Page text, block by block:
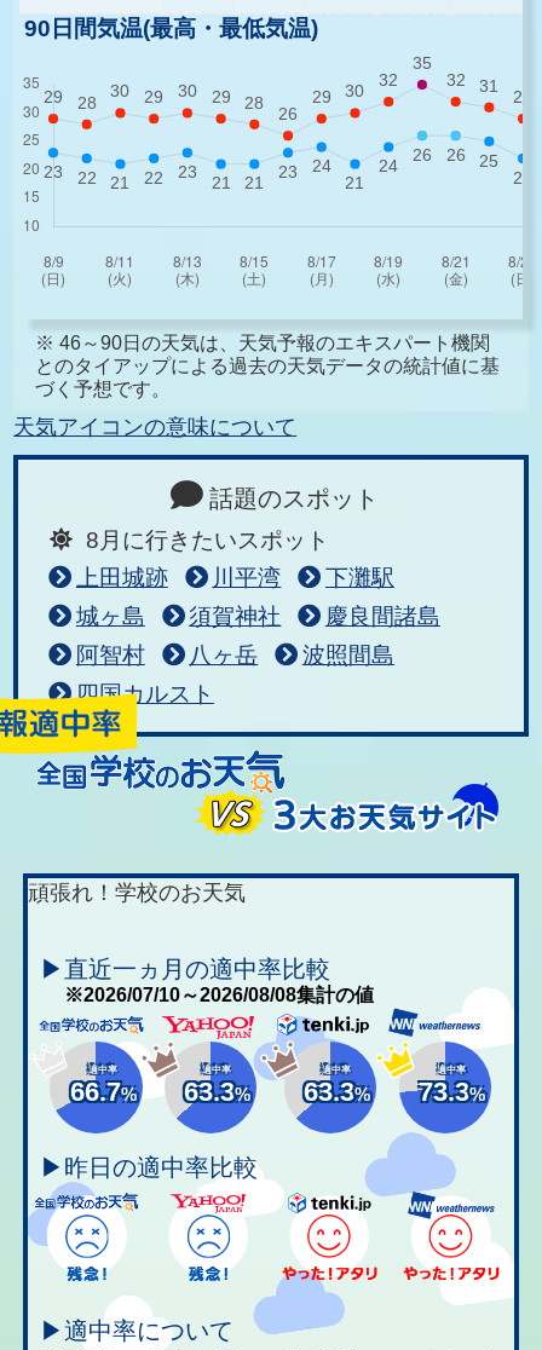
90日間気温(最高・最低気温)
※ 46～90日の天気は、天気予報のエキスパート機関
とのタイアップによる過去の天気データの統計値に基
づく予想です。
天気アイコンの意味について
話題のスポット
8月に行きたいスポット
上田城跡
川平湾
下灘駅
城ヶ島
須賀神社
慶良間諸島
阿智村
八ヶ岳
波照間島
四国カルスト
頑張れ！学校のお天気
▶直近一ヵ月の適中率比較
※2026/07/10～2026/08/08集計の値
適中率
66.7%
適中率
63.3%
適中率
63.3%
適中率
73.3%
▶昨日の適中率比較
▶適中率について